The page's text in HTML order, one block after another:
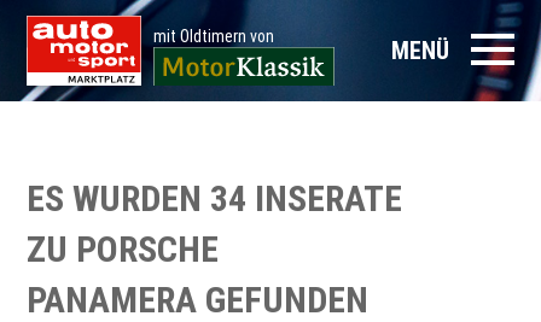
mit Oldtimern von MENÜ
ES WURDEN 34 INSERATE
ZU PORSCHE
PANAMERA GEFUNDEN